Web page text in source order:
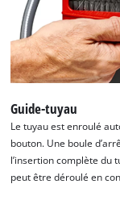
Guide-tuyau
Le tuyau est enroulé
bouton. Une boule
l’insertion complète du
peut être déroulé en